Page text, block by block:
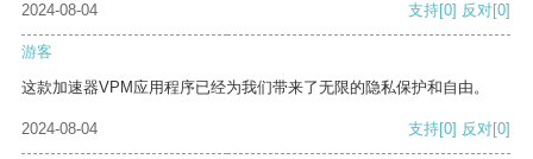
2024-08-04
支持[0] 反对[0]
游客
这款加速器VPM应用程序已经为我们带来了无限的隐私保护和自由。
2024-08-04 支持[0] 反对[0]